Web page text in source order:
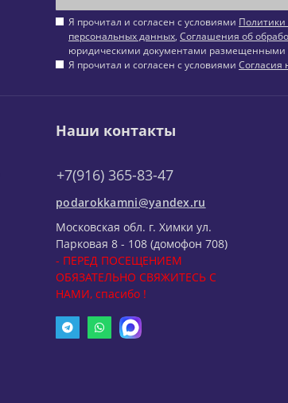
Я прочитал и согласен с условиями
персональных данных, Соглашения об
юридическими документами размещенными
Я прочитал и согласен с условиями Согласия
Наши контакты
+7(916) 365-83-47
podarokkamni@yandex.ru
Московская обл. г. Химки ул.
Парковая 8 - 108 (домофон 708)
- ПЕРЕД ПОСЕЩЕНИЕМ
ОБЯЗАТЕЛЬНО СВЯЖИТЕСЬ С
НАМИ, спасибо !